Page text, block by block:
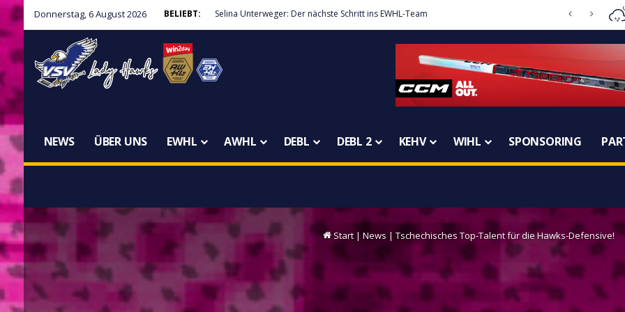
Donnerstag, 6 August 2026 BELIEBT: Ein Lady Hawk durch und durch – Annika Zechner auch 2026/27 dabei
NEWS ÜBER UNS EWHL AWHL DEBL DEBL 2 KEHV WIHL SPONSORING
Start | News | Tschechisches Top-Talent für die Hawks-Defensive!